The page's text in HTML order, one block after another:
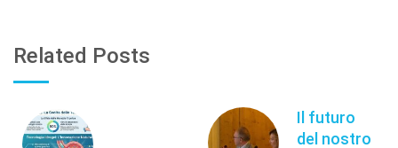
Related Posts
Il futuro
del nostro